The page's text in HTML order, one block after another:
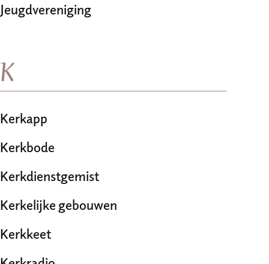
Jeugdvereniging
K
Kerkapp
Kerkbode
Kerkdienstgemist
Kerkelijke gebouwen
Kerkkeet